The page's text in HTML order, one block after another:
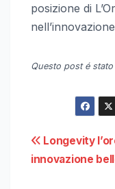
posizione di
Questo post é
articoli
Longevity
innovazione